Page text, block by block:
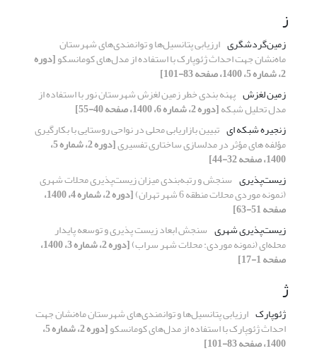
ز
زمین‌گردشگری ارزیابی پتانسیل‌ها و توانمندی‌های شهرستان
ماه‌نشان جهت احداث ژئوپارک با استفاده از مدل‌های کومانسکو‌‌‌‌‌‌‌‌[دوره
2، شماره 5، 1400، صفحه 83-101]
زمین لغزش پهنه بندی خطر زمین لغزش شهرستان نور با استفاده از
مدل تحلیل شبکه[دوره 2، شماره 6، 1400، صفحه 40-55]
زنجیره شبکه ای تبیین بازاریابی محلی در نواحی روستایی با بکارگیری
مؤلفه های مؤثر در مدلسازی ساختاری تفسیری [دوره 2، شماره 5،
1400، صفحه 32-44]
زیست‌پذیری سنجش و رتبه‌بندی میزان زیست‌پذیری محلات شهری
(نمونه موردی محلات منطقه 6 شهر تهران) [دوره 2، شماره 4، 1400،
صفحه 51-63]
زیست‌‌پذیری شهری سنجش ابعاد زیست پذیری و توسعه پایدار
محله‌ای (نمونه موردی: محلات شهر سراب) [دوره 2، شماره 3، 1400،
صفحه 1-17]
ژ
ژئوپارک ارزیابی پتانسیل‌ها و توانمندی‌های شهرستان ماه‌نشان جهت
احداث ژئوپارک با استفاده از مدل‌های کومانسکو‌‌‌‌‌‌‌‌ [دوره 2، شماره 5،
1400، صفحه 83-101]